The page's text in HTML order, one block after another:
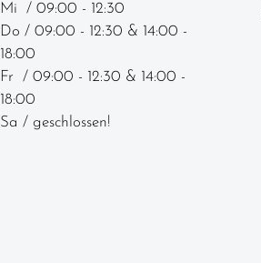
Mi / 09:00 - 12:30
Do / 09:00 - 12:30 & 14:00 -
18:00
Fr / 09:00 - 12:30 & 14:00 -
18:00
Sa / geschlossen!